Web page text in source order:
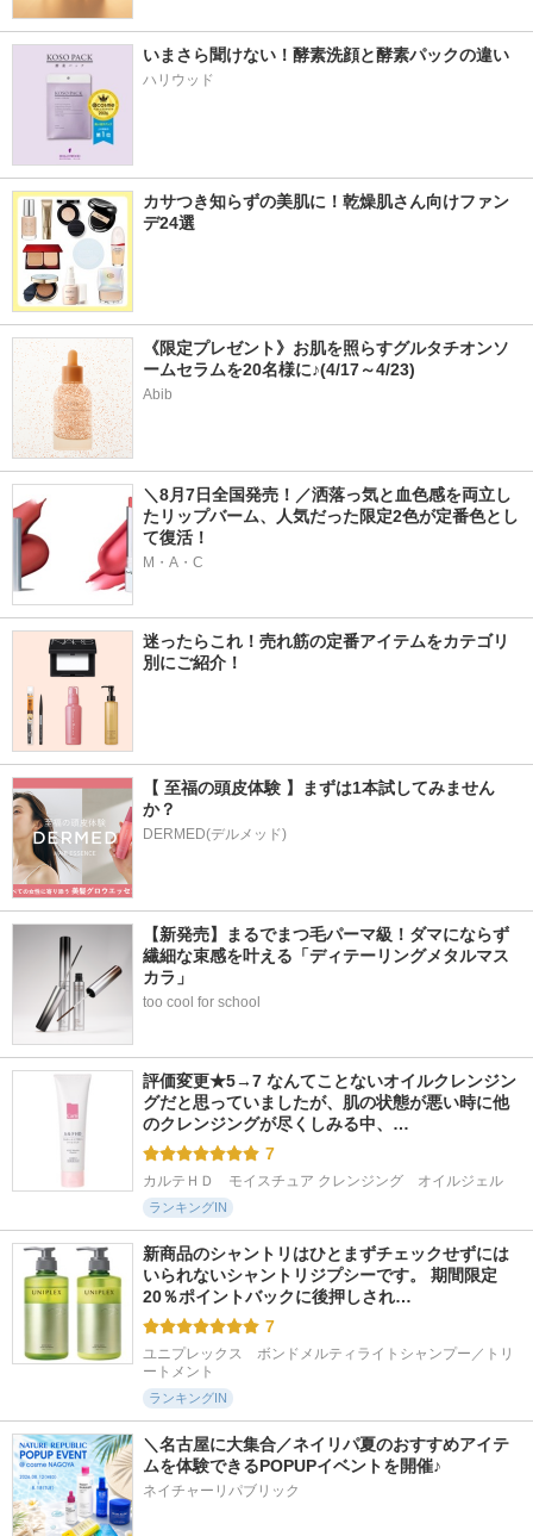
いまさら聞けない！酵素洗顔と酵素パックの違い
ハリウッド
カサつき知らずの美肌に！乾燥肌さん向けファン
デ24選
《限定プレゼント》お肌を照らすグルタチオンソ
ームセラムを20名様に♪(4/17～4/23)
Abib
＼8月7日全国発売！／洒落っ気と血色感を両立し
たリップバーム、人気だった限定2色が定番色とし
て復活！
M・A・C
迷ったらこれ！売れ筋の定番アイテムをカテゴリ
別にご紹介！
【 至福の頭皮体験 】まずは1本試してみません
か？
DERMED(デルメッド)
【新発売】まるでまつ毛パーマ級！ダマにならず
繊細な束感を叶える「ディテーリングメタルマス
カラ」
too cool for school
評価変更★5→7 なんてことないオイルクレンジン
グだと思っていましたが、肌の状態が悪い時に他
のクレンジングが尽くしみる中、…
7
カルテＨＤ　モイスチュア クレンジング　オイルジェル
ランキングIN
新商品のシャントリはひとまずチェックせずには
いられないシャントリジプシーです。 期間限定
20％ポイントバックに後押しされ…
7
ユニプレックス　ボンドメルティライトシャンプー／トリ
ートメント
ランキングIN
＼名古屋に大集合／ネイリパ夏のおすすめアイテ
ムを体験できるPOPUPイベントを開催♪
ネイチャーリパブリック